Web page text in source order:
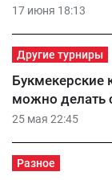
17 июня 18:13
Другие турниры
25 мая 22:45
Букмекерские
можно делать
Разное